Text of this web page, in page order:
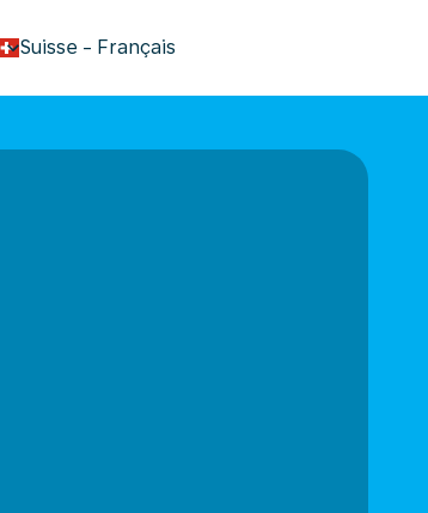
Suisse - Français
keyboard_arrow_down